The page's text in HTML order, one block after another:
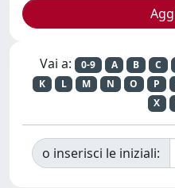
Vai a: 0-9 A B C
K
L M N O P
X
o inserisci le iniziali: